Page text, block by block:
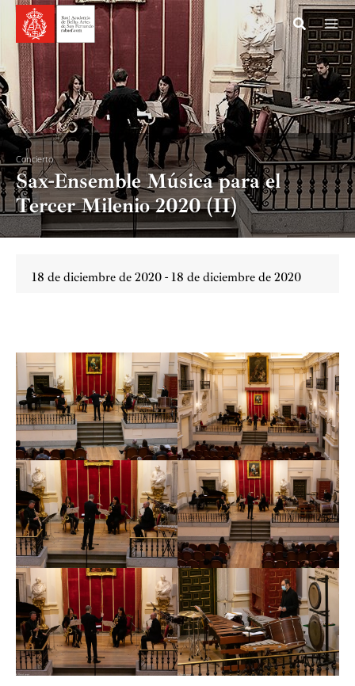
contenido
Concierto
Sax-Ensemble Música para el
Tercer Milenio 2020 (II)
18 de diciembre de 2020 - 18 de diciembre de 2020